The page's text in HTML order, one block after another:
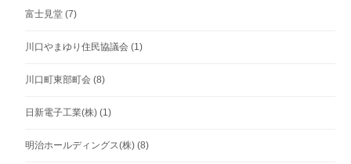
富士見堂 (7)
川口やまゆり住民協議会 (1)
川口町東部町会 (8)
日新電子工業(株) (1)
明治ホールディングス(株) (8)